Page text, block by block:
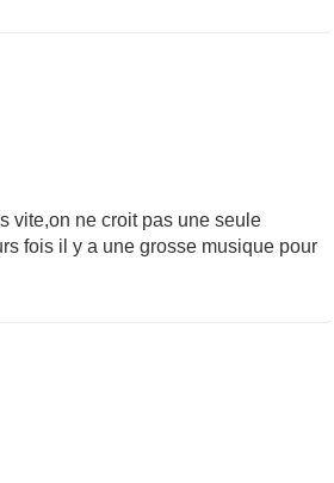
vite,on ne croit pas une seule
fois il y a une grosse musique pour